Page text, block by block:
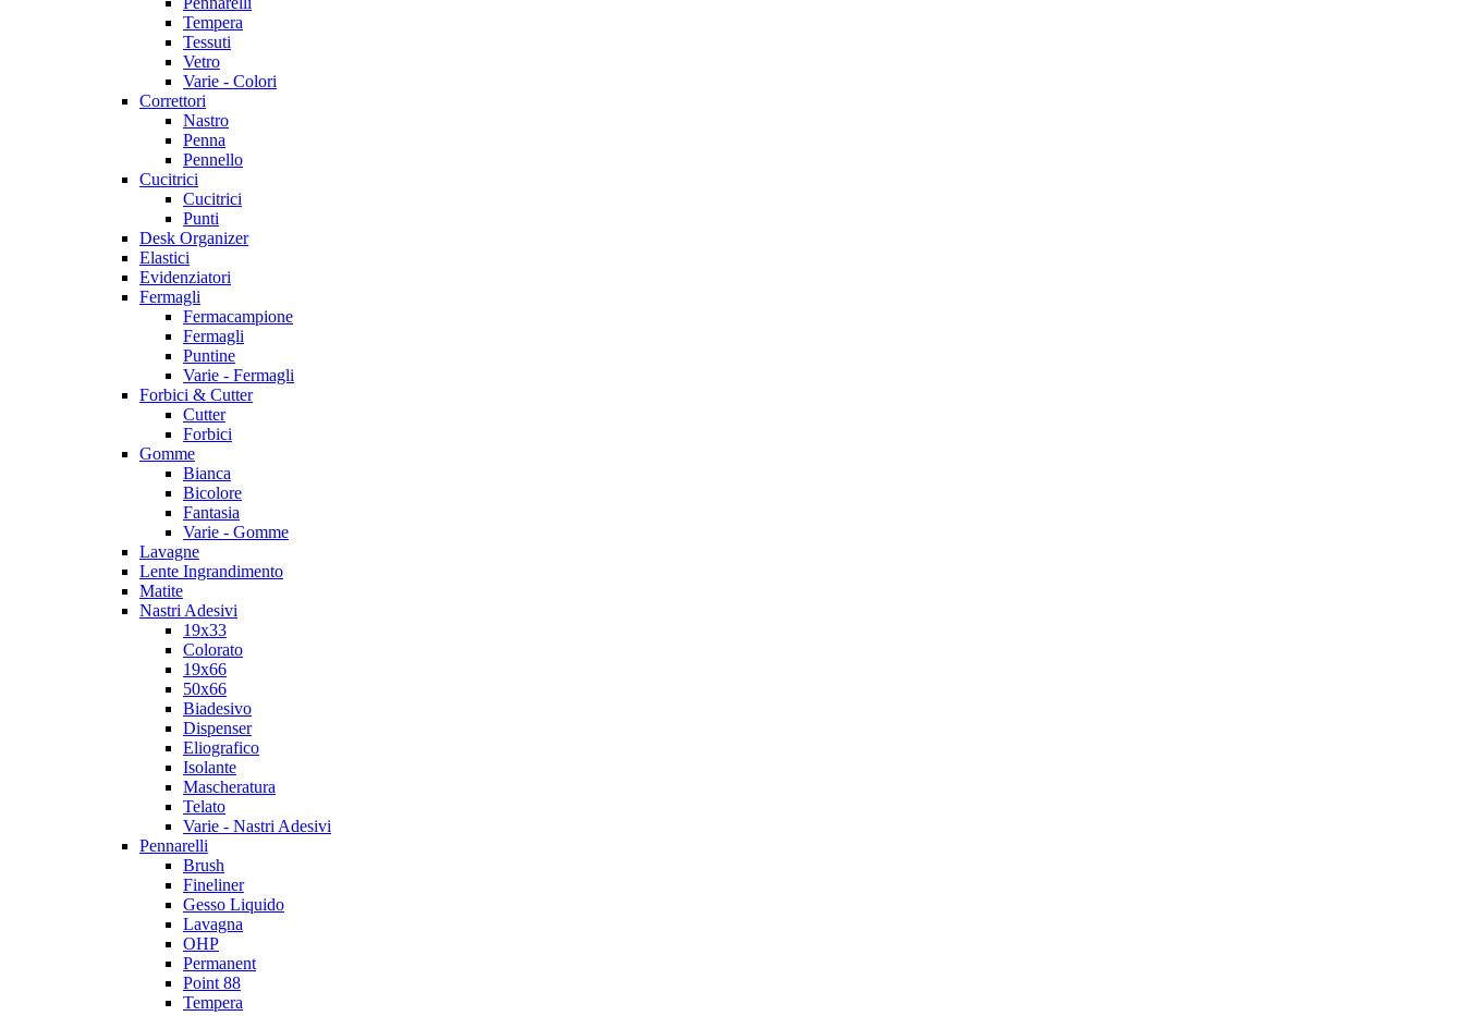
Tempera
Tessuti
Vetro
Varie - Colori
Correttori
Nastro
Penna
Pennello
Cucitrici
Cucitrici
Punti
Desk Organizer
Elastici
Evidenziatori
Fermagli
Fermacampione
Fermagli
Puntine
Varie - Fermagli
Forbici & Cutter
Cutter
Forbici
Gomme
Bianca
Bicolore
Fantasia
Varie - Gomme
Lavagne
Lente Ingrandimento
Matite
Nastri Adesivi
19x33
Colorato
19x66
50x66
Biadesivo
Dispenser
Eliografico
Isolante
Mascheratura
Telato
Varie - Nastri Adesivi
Pennarelli
Brush
Fineliner
Gesso Liquido
Lavagna
OHP
Permanent
Point 88
Tempera